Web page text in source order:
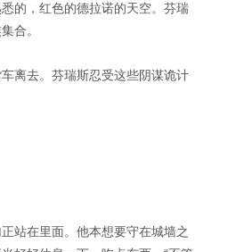
的，红色的德拉诺的天空。芬瑞
合。
离去。芬瑞斯忍受这些阴谋诡计
站在里面。他本想要守在城墙之